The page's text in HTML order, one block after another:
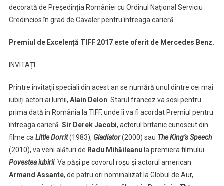
decorată de Președinția României cu Ordinul Național Serviciu
Credincios în grad de Cavaler pentru întreaga carieră.
Premiul de Excelență TIFF 2017 este oferit de Mercedes Benz.
INVITAȚI
Printre invitații speciali din acest an se numără unul dintre cei mai
iubiți actori ai lumii, Alain Delon . Starul francez va sosi pentru
prima dată în România la TIFF, unde îi va fi acordat Premiul pentru
întreaga carieră. Sir Derek Jacobi, actorul britanic cunoscut din
filme ca Little Dorrit(1983), Gladiator(2000) sau The King’s Speech
(2010), va veni alături de Radu Mihăileanu la premiera filmului
Povestea iubirii. Va păși pe covorul roșu și actorul american
Armand Assante, de patru ori nominalizat la Globul de Aur,